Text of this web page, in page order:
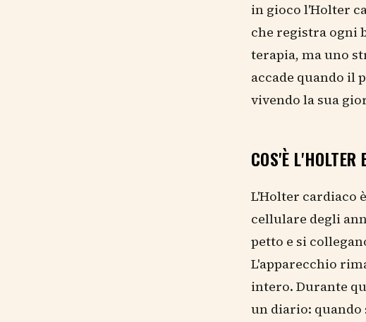
in gioco l'Holter
che registra ogni
terapia, ma uno
accade quando il
vivendo la sua
COS'È L'HOLTER
L'Holter cardiaco
cellulare degli
petto e si
L'apparecchio
intero. Durante
un diario: